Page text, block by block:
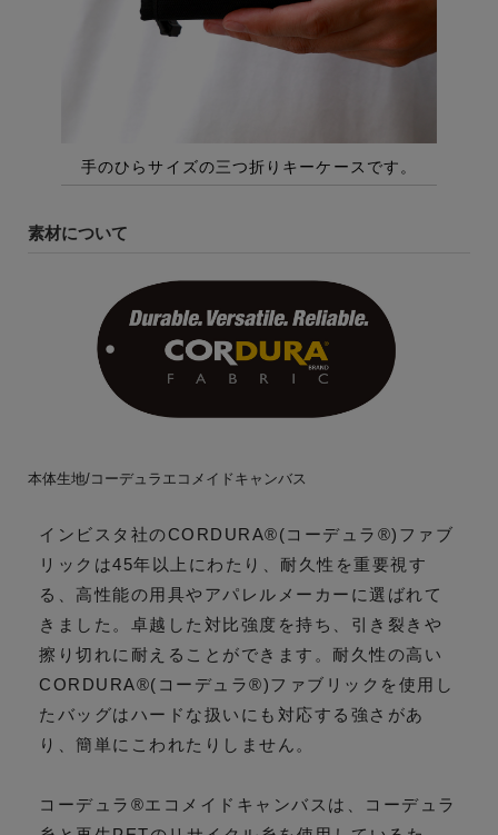
素材について
本体生地/コーデュラエコメイドキャンバス
インビスタ社のCORDURA®(コーデュラ®)ファブ
リックは45年以上にわたり、耐久性を重要視す
る、高性能の用具やアパレルメーカーに選ばれて
きました。卓越した対比強度を持ち、引き裂きや
擦り切れに耐えることができます。耐久性の高い
CORDURA®(コーデュラ®)ファブリックを使用し
たバッグはハードな扱いにも対応する強さがあ
り、簡単にこわれたりしません。
コーデュラ®エコメイドキャンバスは、コーデュラ